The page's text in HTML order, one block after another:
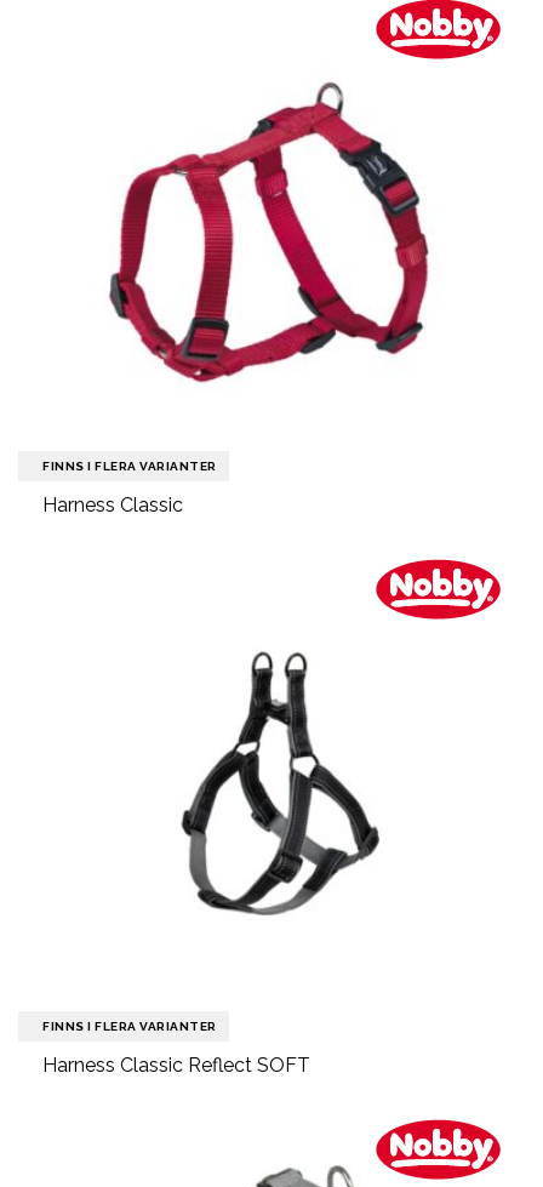
FINNS I FLERA VARIANTER
Harness Classic
FINNS I FLERA VARIANTER
Harness Classic Reflect SOFT